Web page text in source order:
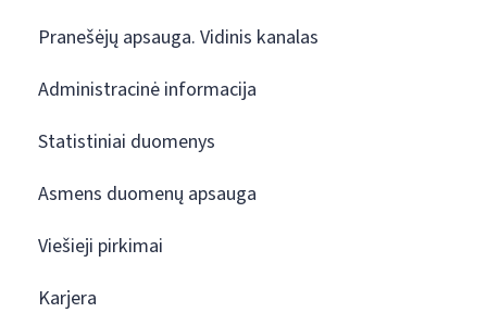
Pranešėjų apsauga. Vidinis kanalas
Administracinė informacija
Statistiniai duomenys
Asmens duomenų apsauga
Viešieji pirkimai
Karjera